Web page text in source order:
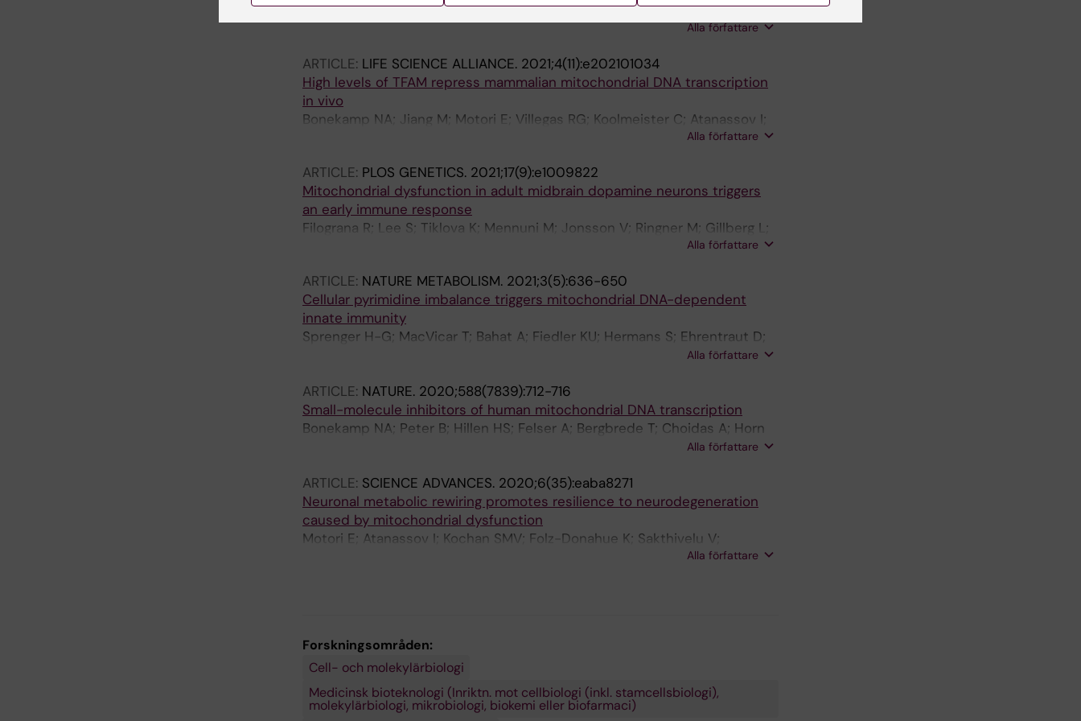
Mennuni M; Filograna R; Felser A; Bonekamp NA; Giavalisco P; Lytovchenko
Alla författare
ARTICLE: LIFE SCIENCE ALLIANCE. 2021;4(11):e202101034
High levels of TFAM repress mammalian mitochondrial DNA transcription
in vivo
Bonekamp NA; Jiang M; Motori E; Villegas RG; Koolmeister C; Atanassov I;
Alla författare
ARTICLE: PLOS GENETICS. 2021;17(9):e1009822
Mitochondrial dysfunction in adult midbrain dopamine neurons triggers
an early immune response
Filograna R; Lee S; Tiklova K; Mennuni M; Jonsson V; Ringner M; Gillberg L;
Sopova E; Shupliakov O; Koolmeister C; Olson L; Perlmann T; Larsson N-G
Alla författare
ARTICLE: NATURE METABOLISM. 2021;3(5):636-650
Cellular pyrimidine imbalance triggers mitochondrial DNA-dependent
innate immunity
Sprenger H-G; MacVicar T; Bahat A; Fiedler KU; Hermans S; Ehrentraut D;
Ried K; Milenkovic D; Bonekamp N; Larsson N-G; Nolte H; Giavalisco P;
Alla författare
ARTICLE: NATURE. 2020;588(7839):712-716
Small-molecule inhibitors of human mitochondrial DNA transcription
Bonekamp NA; Peter B; Hillen HS; Felser A; Bergbrede T; Choidas A; Horn
M; Unger A; Di Lucrezia R; Atanassov I; Li X; Koch U; Menninger S; Boros J;
Falkenberg M; Gustafsson CM; Larsson N-G
Alla författare
ARTICLE: SCIENCE ADVANCES. 2020;6(35):eaba8271
Neuronal metabolic rewiring promotes resilience to neurodegeneration
caused by mitochondrial dysfunction
Motori E; Atanassov I; Kochan SMV; Folz-Donahue K; Sakthivelu V;
Alla författare
Forskningsområden:
Cell- och molekylärbiologi
Medicinsk bioteknologi (Inriktn. mot cellbiologi (inkl. stamcellsbiologi),
molekylärbiologi, mikrobiologi, biokemi eller biofarmaci)